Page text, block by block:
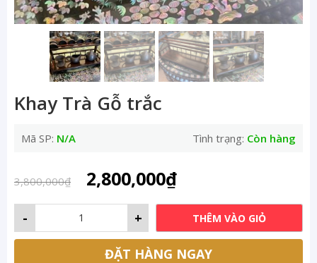
Khay Trà Gỗ trắc
Mã SP: N/A Tình trạng: Còn hàng
3,800,000₫ Original
price
was:
3,800,000₫.
2,800,000₫Current
is:
2,800,000₫.
+
- THÊM VÀO GIỎ
ĐẶT HÀNG NGAY